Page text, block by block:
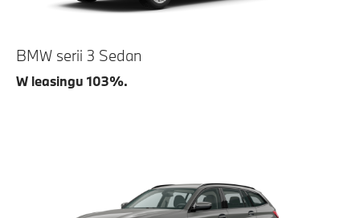
BMW serii 3 Sedan
W leasingu 103%.